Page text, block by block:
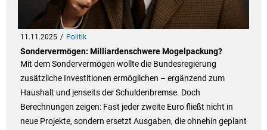
11.11.2025 Politik
Sondervermögen: Milliardenschwere Mogelpackung?
Mit dem Sondervermögen wollte die Bundesregierung
zusätzliche Investitionen ermöglichen – ergänzend zum
Haushalt und jenseits der Schuldenbremse. Doch
Berechnungen zeigen: Fast jeder zweite Euro fließt nicht in
neue Projekte, sondern ersetzt Ausgaben, die ohnehin geplant